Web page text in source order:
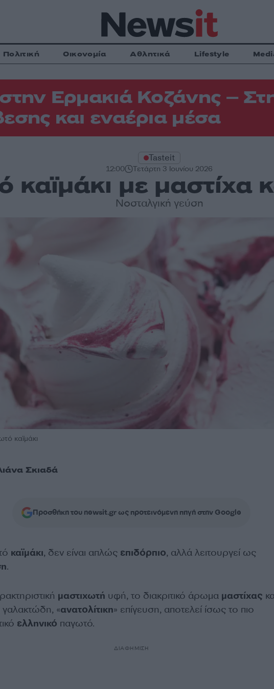
Πολιτική Οικονομία Αθλητικά Lifestyle
Ερμακιά Κοζάνης –
και εναέρια μέσα
Tasteit
12:00 Τετάρτη 3 Ιουνίου 2026
καϊμάκι με μαστίχα
Νοσταλγική γεύση
καϊμάκι
Σκιαδά
Προσθήκη του newsit.gr ως προτεινόμενη πηγή στην Google
καϊμάκι, δεν είναι απλώς επιδόρπιο, αλλά λειτουργεί ως
.
μαστιχωτή υφή, το διακριτικό άρωμα μαστίχας
γαλακτώδη, «ανατολίτικη» επίγευση, αποτελεί ίσως το πιο
ελληνικό παγωτό.
ΔΙΑΦΗΜΙΣΗ